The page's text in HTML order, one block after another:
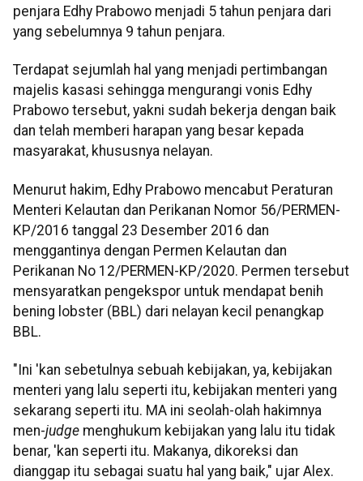
penjara Edhy Prabowo menjadi 5 tahun penjara dari
yang sebelumnya 9 tahun penjara.
Terdapat sejumlah hal yang menjadi pertimbangan
majelis kasasi sehingga mengurangi vonis Edhy
Prabowo tersebut, yakni sudah bekerja dengan baik
dan telah memberi harapan yang besar kepada
masyarakat, khususnya nelayan.
Menurut hakim, Edhy Prabowo mencabut Peraturan
Menteri Kelautan dan Perikanan Nomor 56/PERMEN-
KP/2016 tanggal 23 Desember 2016 dan
menggantinya dengan Permen Kelautan dan
Perikanan No 12/PERMEN-KP/2020. Permen tersebut
mensyaratkan pengekspor untuk mendapat benih
bening lobster (BBL) dari nelayan kecil penangkap
BBL.
"Ini 'kan sebetulnya sebuah kebijakan, ya, kebijakan
menteri yang lalu seperti itu, kebijakan menteri yang
sekarang seperti itu. MA ini seolah-olah hakimnya
men-judge menghukum kebijakan yang lalu itu tidak
benar, 'kan seperti itu. Makanya, dikoreksi dan
dianggap itu sebagai suatu hal yang baik," ujar Alex.